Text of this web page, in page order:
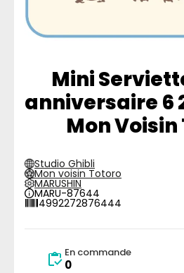
Mini
anniversaire 6
Mon
Studio Ghibli
Mon voisin Totoro
MARUSHIN
MARU-87644
4992272876444
En commande
0